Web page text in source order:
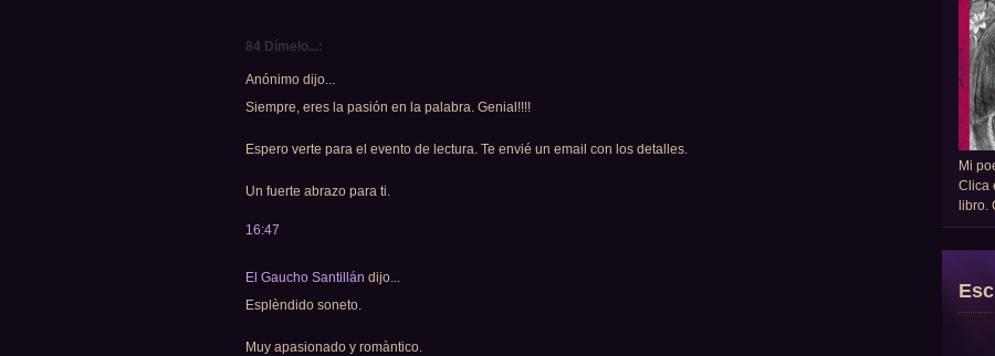
84 Dímelo...:
Anónimo dijo...
Siempre, eres la pasión en la palabra. Genial!!!!
Espero verte para el evento de lectura. Te envié un email con los detalles.
Un fuerte abrazo para ti.
16:47
El Gaucho Santillán dijo...
Esplèndido soneto.
Muy apasionado y romàntico.
Mi
Clica
libro.